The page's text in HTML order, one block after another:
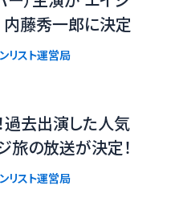
内藤秀一郎に決定
リスト運営局
過去出演した人気
旅の放送が決定！
リスト運営局